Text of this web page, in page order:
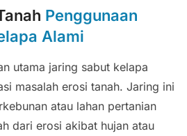
Penggunaan
Alami
utama jaring sabut kelapa
masalah erosi tanah. Jaring ini
atau lahan pertanian
dari erosi akibat hujan atau